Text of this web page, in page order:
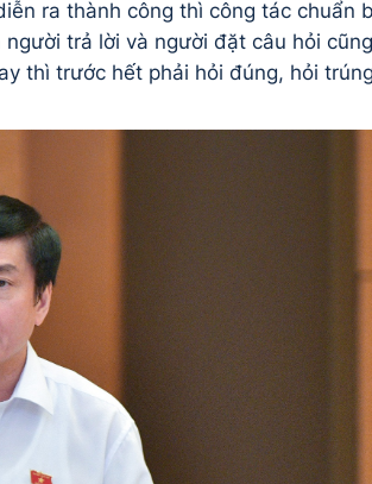
ra thành công thì công tác chuẩn
trả lời và người đặt câu hỏi cũng
thì trước hết phải hỏi đúng, hỏi